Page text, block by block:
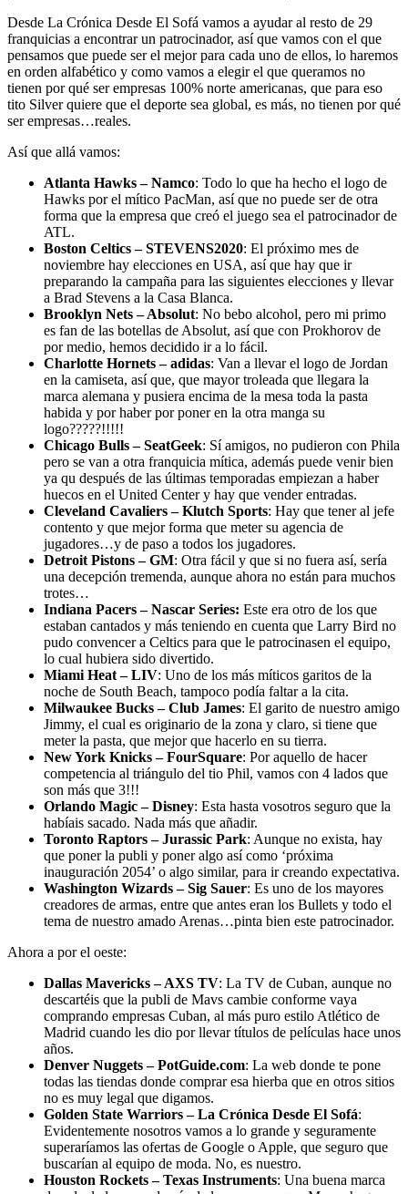
Desde La Crónica Desde El Sofá vamos a ayudar al resto de 29
franquicias a encontrar un patrocinador, así que vamos con el que
pensamos que puede ser el mejor para cada uno de ellos, lo haremos
en orden alfabético y como vamos a elegir el que queramos no
tienen por qué ser empresas 100% norte americanas, que para eso
tito Silver quiere que el deporte sea global, es más, no tienen por qué
ser empresas…reales.
Así que allá vamos:
Atlanta Hawks – Namco: Todo lo que ha hecho el logo de
Hawks por el mítico PacMan, así que no puede ser de otra
forma que la empresa que creó el juego sea el patrocinador de
ATL.
Boston Celtics – STEVENS2020: El próximo mes de
noviembre hay elecciones en USA, así que hay que ir
preparando la campaña para las siguientes elecciones y llevar
a Brad Stevens a la Casa Blanca.
Brooklyn Nets – Absolut: No bebo alcohol, pero mi primo
es fan de las botellas de Absolut, así que con Prokhorov de
por medio, hemos decidido ir a lo fácil.
Charlotte Hornets – adidas: Van a llevar el logo de Jordan
en la camiseta, así que, que mayor troleada que llegara la
marca alemana y pusiera encima de la mesa toda la pasta
habida y por haber por poner en la otra manga su
logo?????!!!!!
Chicago Bulls – SeatGeek: Sí amigos, no pudieron con Phila
pero se van a otra franquicia mítica, además puede venir bien
ya qu después de las últimas temporadas empiezan a haber
huecos en el United Center y hay que vender entradas.
Cleveland Cavaliers – Klutch Sports: Hay que tener al jefe
contento y que mejor forma que meter su agencia de
jugadores…y de paso a todos los jugadores.
Detroit Pistons – GM: Otra fácil y que si no fuera así, sería
una decepción tremenda, aunque ahora no están para muchos
trotes…
Indiana Pacers – Nascar Series: Este era otro de los que
estaban cantados y más teniendo en cuenta que Larry Bird no
pudo convencer a Celtics para que le patrocinasen el equipo,
lo cual hubiera sido divertido.
Miami Heat – LIV: Uno de los más míticos garitos de la
noche de South Beach, tampoco podía faltar a la cita.
Milwaukee Bucks – Club James: El garito de nuestro amigo
Jimmy, el cual es originario de la zona y claro, si tiene que
meter la pasta, que mejor que hacerlo en su tierra.
New York Knicks – FourSquare: Por aquello de hacer
competencia al triángulo del tio Phil, vamos con 4 lados que
son más que 3!!!
Orlando Magic – Disney: Esta hasta vosotros seguro que la
habíais sacado. Nada más que añadir.
Toronto Raptors – Jurassic Park: Aunque no exista, hay
que poner la publi y poner algo así como ‘próxima
inauguración 2054’ o algo similar, para ir creando expectativa.
Washington Wizards – Sig Sauer: Es uno de los mayores
creadores de armas, entre que antes eran los Bullets y todo el
tema de nuestro amado Arenas…pinta bien este patrocinador.
Ahora a por el oeste:
Dallas Mavericks – AXS TV: La TV de Cuban, aunque no
descartéis que la publi de Mavs cambie conforme vaya
comprando empresas Cuban, al más puro estilo Atlético de
Madrid cuando les dio por llevar títulos de películas hace unos
años.
Denver Nuggets – PotGuide.com: La web donde te pone
todas las tiendas donde comprar esa hierba que en otros sitios
no es muy legal que digamos.
Golden State Warriors – La Crónica Desde El Sofá:
Evidentemente nosotros vamos a lo grande y seguramente
superaríamos las ofertas de Google o Apple, que seguro que
buscarían al equipo de moda. No, es nuestro.
Houston Rockets – Texas Instruments: Una buena marca